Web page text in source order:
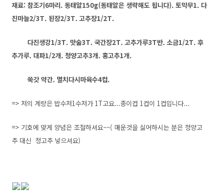
재료: 참조기6마리. 동태알150g(동태알은 생략해도 됩니다). 토막무1. 다
진마늘2/3T. 된장2/3T. 고추장1/2T.
다진생강1/3T. 맛술3T. 국간장2T. 고추가루3T반. 소금1/2T. 후
추가루. 대파1/2개. 청양고추3개. 홍고추1개.
쑥갓 약간. 멸치다시마육수4컵.
=> 저의 계량은 밥수저1수저가 1T고요...종이컵 1컵이 1컵입니다...
=> 기호에 맞게 양념은 조절하셔요~~( 매운것을 싫어하시는 분은 청양고
추 대신 청고추 넣으셔요)